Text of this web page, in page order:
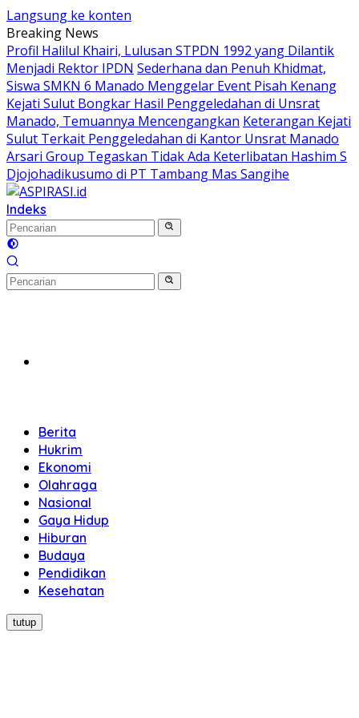
Langsung ke konten
Breaking News
Profil Halilul Khairi, Lulusan STPDN 1992 yang Dilantik
Menjadi Rektor IPDN Sederhana dan Penuh Khidmat,
Siswa SMKN 6 Manado Menggelar Event Pisah Kenang
Kejati Sulut Bongkar Hasil Penggeledahan di Unsrat
Manado, Temuannya Mencengangkan Keterangan Kejati
Sulut Terkait Penggeledahan di Kantor Unsrat Manado
Arsari Group Tegaskan Tidak Ada Keterlibatan Hashim S
Djojohadikusumo di PT Tambang Mas Sangihe
Indeks
Berita
Hukrim
Ekonomi
Olahraga
Nasional
Gaya Hidup
Hiburan
Budaya
Pendidikan
Kesehatan
tutup